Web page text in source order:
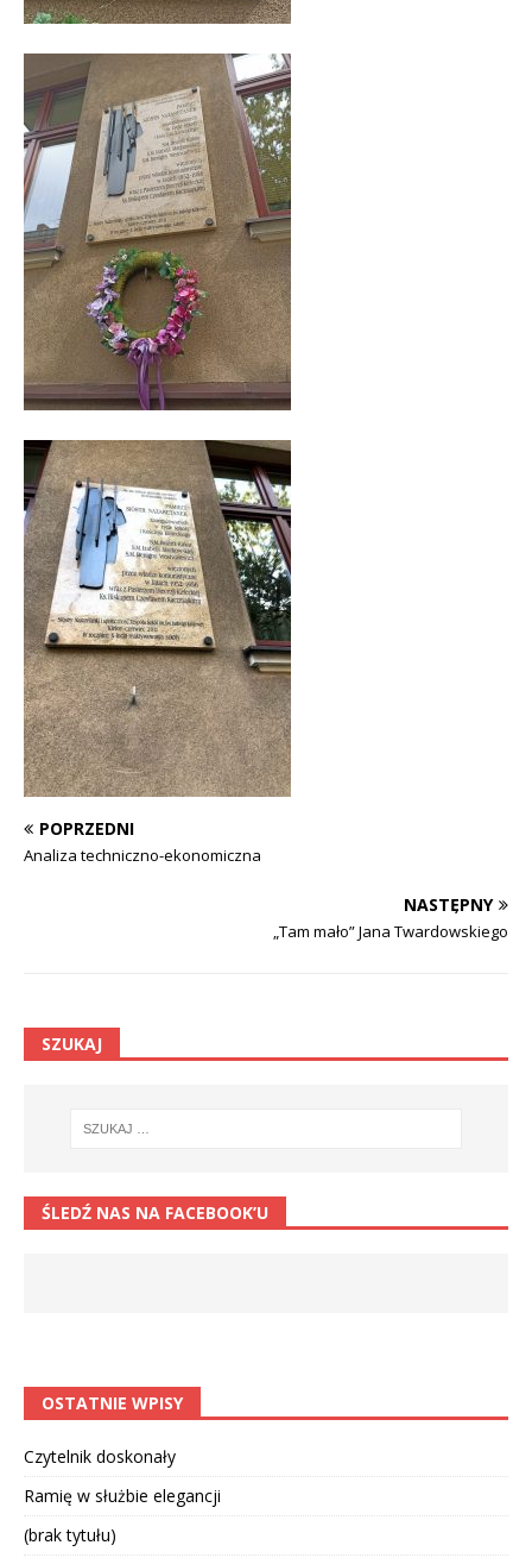
POPRZEDNI
Analiza techniczno-ekonomiczna
NASTĘPNY
„Tam mało” Jana Twardowskiego
SZUKAJ
ŚLEDŹ NAS NA FACEBOOK’U
OSTATNIE WPISY
Czytelnik doskonały
Ramię w służbie elegancji
(brak tytułu)